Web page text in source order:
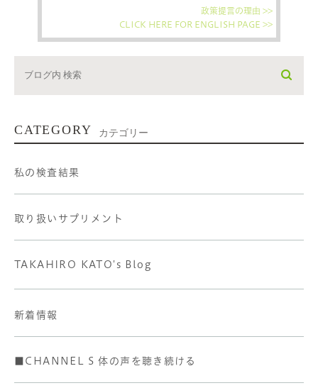
政策提言の理由 >>
CLICK HERE FOR ENGLISH PAGE >>
CATEGORY カテゴリー
私の検査結果
取り扱いサプリメント
TAKAHIRO KATO's Blog
新着情報
■CHANNEL S 体の声を聴き続ける